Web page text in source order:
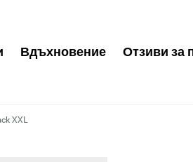
Вдъхновение Отзиви за
XXL